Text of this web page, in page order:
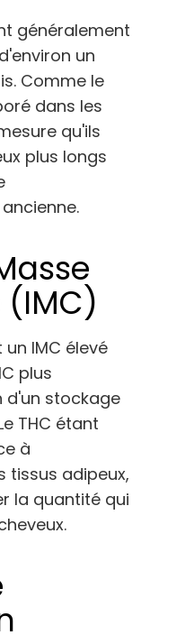
généralement
un
Comme le
dans les
qu'ils
plus longs
IMC élevé
plus
d'un stockage
THC étant
à
tissus adipeux,
la quantité qui